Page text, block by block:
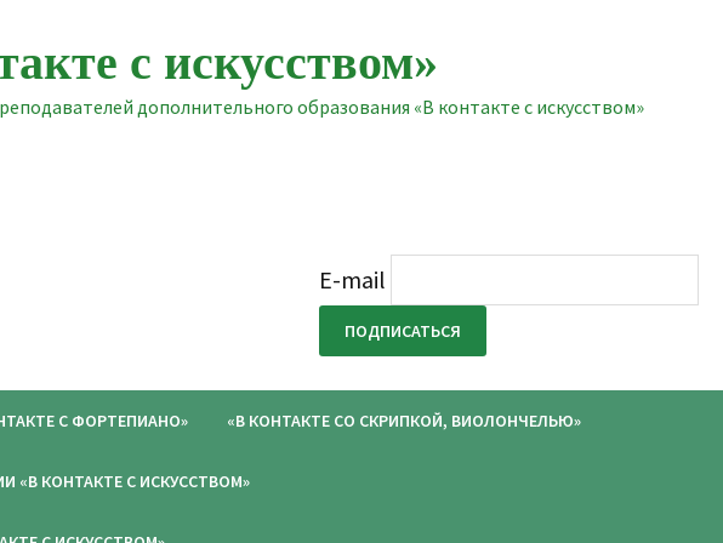
с искусством»
дополнительного образования «В контакте с искусством»
E-mail
С ФОРТЕПИАНО» «В КОНТАКТЕ СО СКРИПКОЙ, ВИОЛОНЧЕЛЬЮ»
«В КОНТАКТЕ С ИСКУССТВОМ»